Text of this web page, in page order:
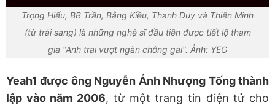
Trọng Hiếu, BB Trần, Bằng Kiều, Thanh Duy và Thiên Minh
(từ trái sang) là những nghệ sĩ đầu tiên được tiết lộ tham
gia "Anh trai vượt ngàn chông gai". Ảnh: YEG
Yeah1 được ông Nguyễn Ảnh Nhượng Tống thành
lập vào năm 2006, từ một trang tin điện tử cho